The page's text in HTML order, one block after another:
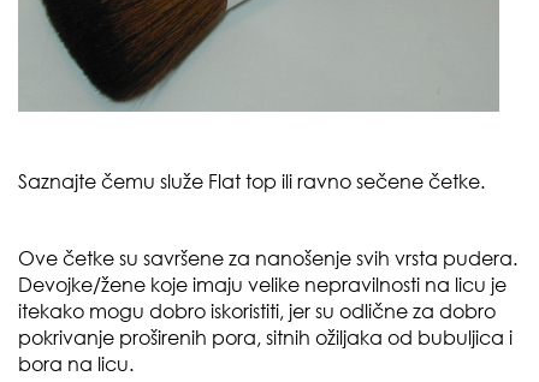
Saznajte čemu služe Flat top ili ravno sečene četke.
Ove četke su savršene za nanošenje svih vrsta pudera.
Devojke/žene koje imaju velike nepravilnosti na licu je
itekako mogu dobro iskoristiti, jer su odlične za dobro
pokrivanje proširenih pora, sitnih ožiljaka od bubuljica i
bora na licu.